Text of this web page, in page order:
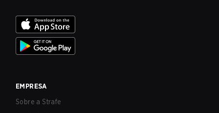
EMPRESA
Sobre a Strafe